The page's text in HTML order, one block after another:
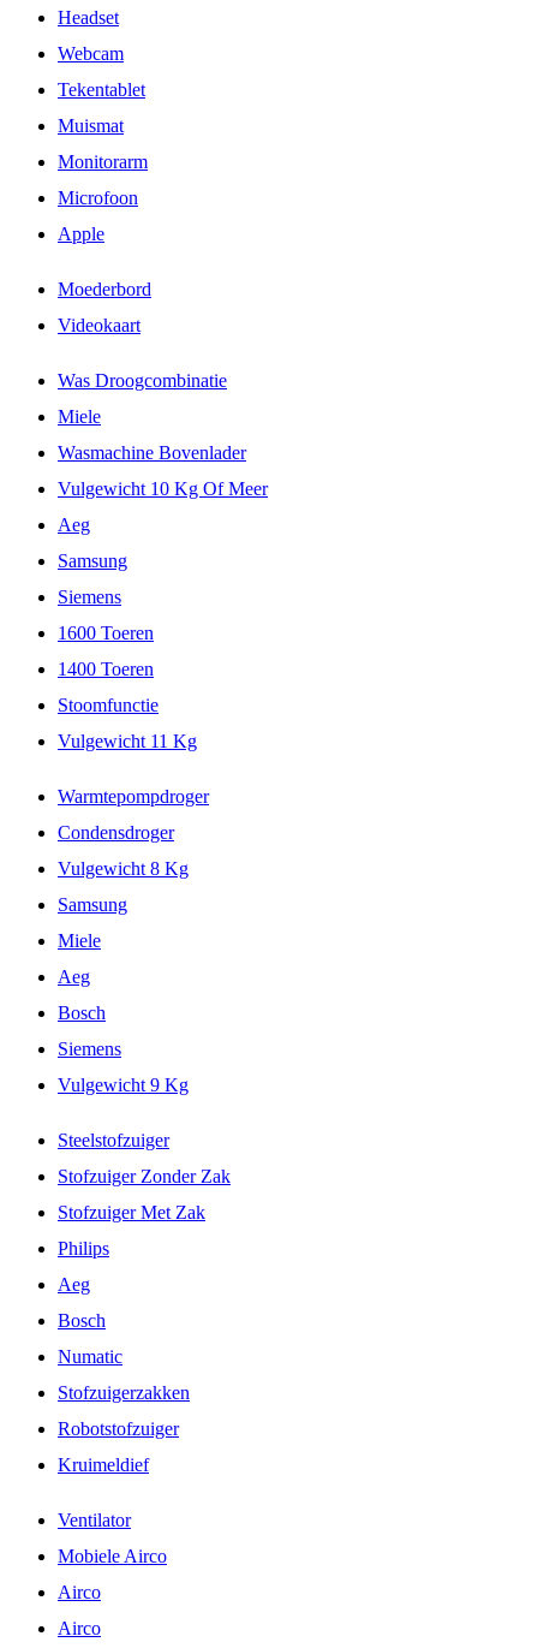
Headset
Webcam
Tekentablet
Muismat
Monitorarm
Microfoon
Apple
Moederbord
Videokaart
Was Droogcombinatie
Miele
Wasmachine Bovenlader
Vulgewicht 10 Kg Of Meer
Aeg
Samsung
Siemens
1600 Toeren
1400 Toeren
Stoomfunctie
Vulgewicht 11 Kg
Warmtepompdroger
Condensdroger
Vulgewicht 8 Kg
Samsung
Miele
Aeg
Bosch
Siemens
Vulgewicht 9 Kg
Steelstofzuiger
Stofzuiger Zonder Zak
Stofzuiger Met Zak
Philips
Aeg
Bosch
Numatic
Stofzuigerzakken
Robotstofzuiger
Kruimeldief
Ventilator
Mobiele Airco
Airco
Airco